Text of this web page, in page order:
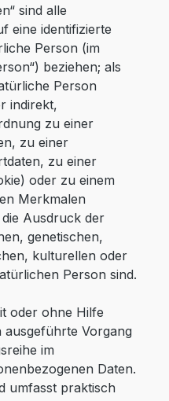
sind alle
eine identifizierte
Person (im
beziehen; als
Person
indirekt,
zu einer
zu einer
zu einer
oder zu einem
Merkmalen
Ausdruck der
genetischen,
kulturellen oder
Person sind.
oder ohne Hilfe
Vorgang
im
Daten.
umfasst praktisch